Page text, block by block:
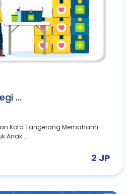
...
Kota Tangerang Memahami
Anak ...
2 JP